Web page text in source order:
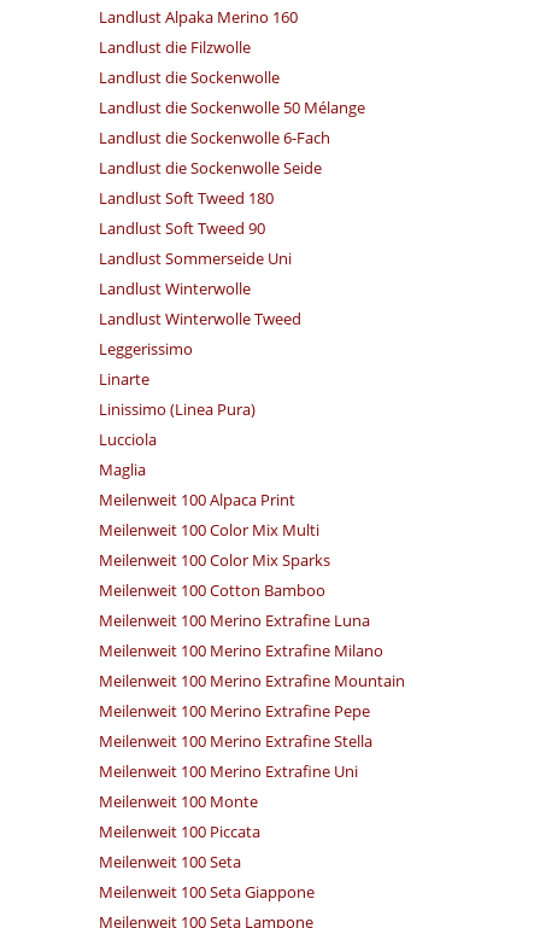
Landlust Alpaka Merino 160
Landlust die Filzwolle
Landlust die Sockenwolle
Landlust die Sockenwolle 50 Mélange
Landlust die Sockenwolle 6-Fach
Landlust die Sockenwolle Seide
Landlust Soft Tweed 180
Landlust Soft Tweed 90
Landlust Sommerseide Uni
Landlust Winterwolle
Landlust Winterwolle Tweed
Leggerissimo
Linarte
Linissimo (Linea Pura)
Lucciola
Maglia
Meilenweit 100 Alpaca Print
Meilenweit 100 Color Mix Multi
Meilenweit 100 Color Mix Sparks
Meilenweit 100 Cotton Bamboo
Meilenweit 100 Merino Extrafine Luna
Meilenweit 100 Merino Extrafine Milano
Meilenweit 100 Merino Extrafine Mountain
Meilenweit 100 Merino Extrafine Pepe
Meilenweit 100 Merino Extrafine Stella
Meilenweit 100 Merino Extrafine Uni
Meilenweit 100 Monte
Meilenweit 100 Piccata
Meilenweit 100 Seta
Meilenweit 100 Seta Giappone
Meilenweit 100 Seta Lampone